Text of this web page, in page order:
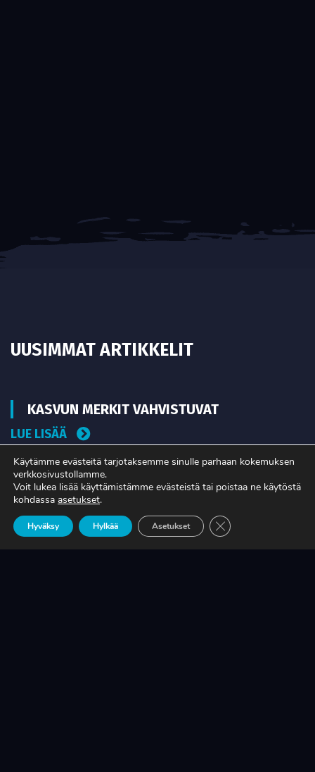
UUSIMMAT ARTIKKELIT
KASVUN MERKIT VAHVISTUVAT
LUE LISÄÄ
TIEDÄTKÖ, MITÄ TUOTANTONNE OIKEASTI
MAKSAA?
LUE LISÄÄ
Käytämme evästeitä tarjotaksemme sinulle parhaan kokemuksen
verkkosivustollamme.
Voit lukea lisää käyttämistämme evästeistä tai poistaa ne käytöstä
kohdassa asetukset.
Hyväksy Hylkää Asetukset Sulje evästebanneri